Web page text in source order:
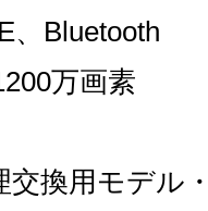
、Bluetooth
万画素
交換用モデル